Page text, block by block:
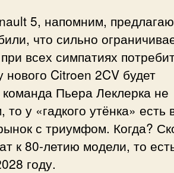
5, напомним,
что сильно
всех симпатиях
Citroen 2CV будет
Пьера Леклерка не
у «гадкого утёнка» есть
с триумфом. Когда?
к 80-летию модели, то
году.